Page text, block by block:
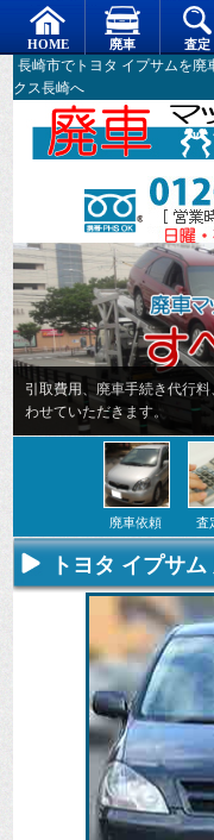
長崎市でトヨタ イプサムを廃
クス長崎へ
廃車依頼
不要になった
車の廃車手続
きを行いま
す。
査
専
が
す
トヨタ イプサ